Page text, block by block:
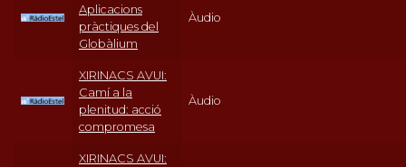
Aplicacions
pràctiques del
Globàlium
Àudio
XIRINACS AVUI:
Camí a la
plenitud: acció
compromesa
Àudio
XIRINACS AVUI: